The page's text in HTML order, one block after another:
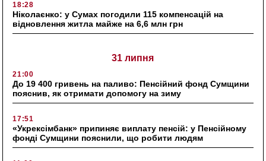
18:28
Ніколаєнко: у Сумах погодили 115 компенсацій на
відновлення житла майже на 6,6 млн грн
31 липня
21:00
До 19 400 гривень на паливо: Пенсійний фонд Сумщини
пояснив, як отримати допомогу на зиму
17:51
«Укрексімбанк» припиняє виплату пенсій: у Пенсійному
фонді Сумщини пояснили, що робити людям